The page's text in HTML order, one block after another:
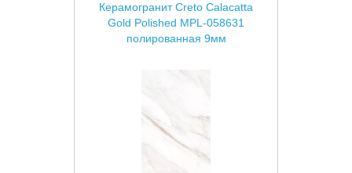
Керамогранит Creto Calacatta
Gold Polished MPL-058631
полированная 9мм